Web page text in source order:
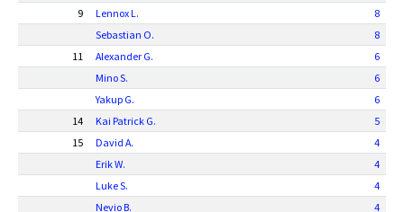
9
Lennox L.
8
Sebastian O.
8
11
Alexander G.
6
Mino S.
6
Yakup G.
6
14
Kai Patrick G.
5
15
David A.
4
Erik W.
4
Luke S.
4
Nevio B.
4